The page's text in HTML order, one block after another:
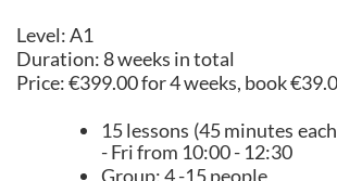
Level: A1
Duration: 8 weeks in total
Price: €399.00 for 4 weeks, book
15 lessons (45 minutes
- Fri from 10:00 - 12:30
Group: 4 -15 people